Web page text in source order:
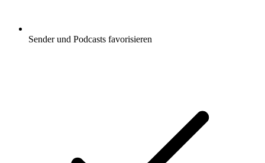
Sender und Podcasts favorisieren